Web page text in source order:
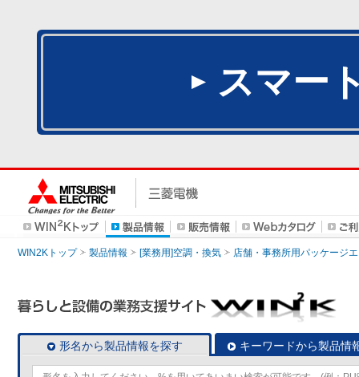
スマー
WIN2Kトップ 製品情報 [業務用]空調・換気 店舗・事務所用パッケージ
形名から製品情報を探す キーワードから製品情